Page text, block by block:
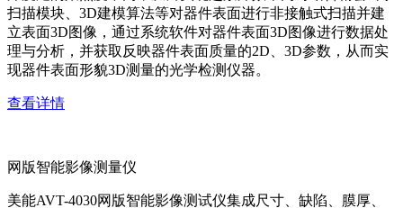
扫描模块、3D建模算法等对器件表面进行非接触式扫描并建
立表面3D图像，通过系统软件对器件表面3D图像进行数据处
理与分析，并获取反映器件表面质量的2D、3D参数，从而实
现器件表面形貌3D测量的光学检测仪器。
查看详情
网版智能影像测量仪
美能AVT-4030网版智能影像测试仪集成尺寸、缺陷、膜厚、